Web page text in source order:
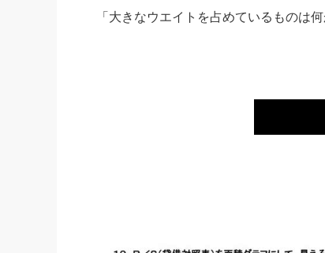
「大きなウエイトを占めているものは